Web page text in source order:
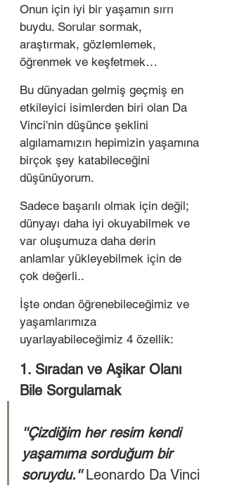
Onun için iyi bir yaşamın sırrı
buydu. Sorular sormak,
araştırmak, gözlemlemek,
öğrenmek ve keşfetmek…
Bu dünyadan gelmiş geçmiş en
etkileyici isimlerden biri olan Da
Vinci'nin düşünce şeklini
algılamamızın hepimizin yaşamına
birçok şey katabileceğini
düşünüyorum.
Sadece başarılı olmak için değil;
dünyayı daha iyi okuyabilmek ve
var oluşumuza daha derin
anlamlar yükleyebilmek için de
çok değerli..
İşte ondan öğrenebileceğimiz ve
yaşamlarımıza
uyarlayabileceğimiz 4 özellik:
1. Sıradan ve Aşikar Olanı
Bile Sorgulamak
''Çizdiğim her resim kendi
yaşamıma sorduğum bir
soruydu.'' Leonardo Da Vinci